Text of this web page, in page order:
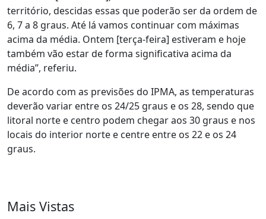
território, descidas essas que poderão ser da ordem de
6, 7 a 8 graus. Até lá vamos continuar com máximas
acima da média. Ontem [terça-feira] estiveram e hoje
também vão estar de forma significativa acima da
média”, referiu.
De acordo com as previsões do IPMA, as temperaturas
deverão variar entre os 24/25 graus e os 28, sendo que
litoral norte e centro podem chegar aos 30 graus e nos
locais do interior norte e centre entre os 22 e os 24
graus.
Mais Vistas